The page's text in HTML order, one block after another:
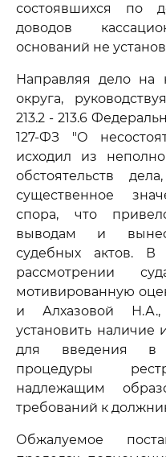
состоявшихся по
доводов
оснований не
Направляя дело на
округа,
213.2 - 213.6
127-ФЗ "О
исходил из
обстоятельств
существенное
спора, что
выводам и
судебных актов.
рассмотрении
мотивированную
и Алхазовой
установить наличие
для введения в
процедуры
надлежащим
требований к
Обжалуемое